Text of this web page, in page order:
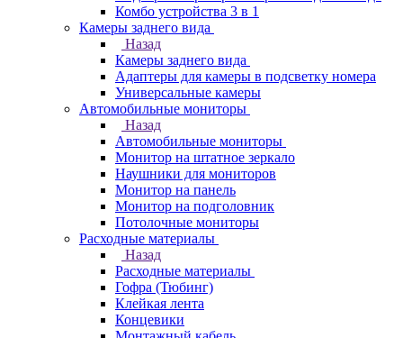
Комбо устройства 3 в 1
Камеры заднего вида
Назад
Камеры заднего вида
Адаптеры для камеры в подсветку номера
Универсальные камеры
Автомобильные мониторы
Назад
Автомобильные мониторы
Монитор на штатное зеркало
Наушники для мониторов
Монитор на панель
Монитор на подголовник
Потолочные мониторы
Расходные материалы
Назад
Расходные материалы
Гофра (Тюбинг)
Клейкая лента
Концевики